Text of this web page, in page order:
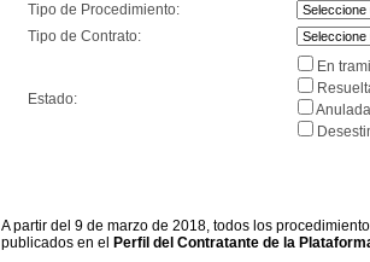
Tipo de Procedimiento:
Tipo de Contrato:
Estado:
En
Anulada
A partir del 9 de marzo de 2018, todos los
publicados en el
Perfil del Contratante de la